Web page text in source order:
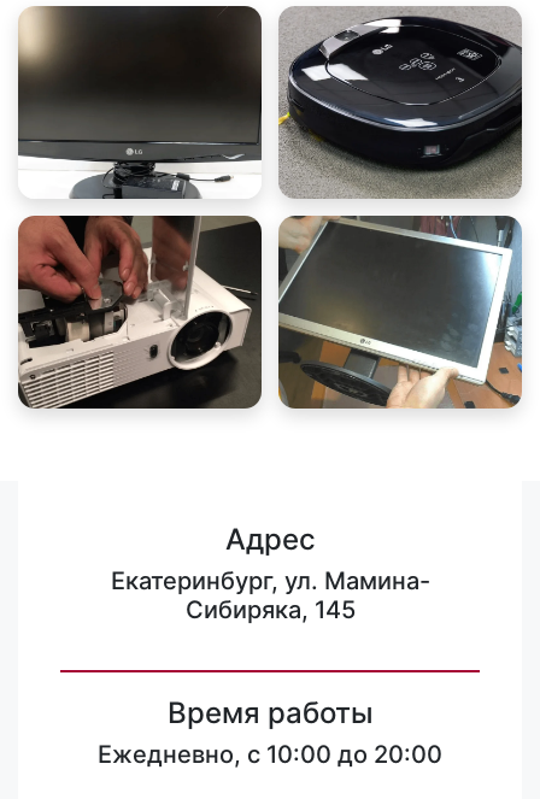
Адрес
Екатеринбург, ул. Мамина-
Сибиряка, 145
Время работы
Ежедневно, с 10:00 до 20:00